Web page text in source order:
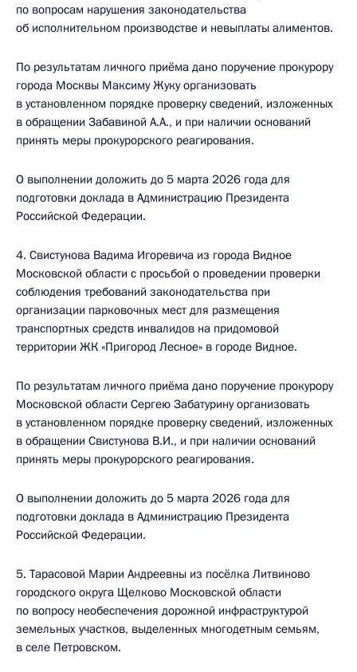
по вопросам нарушения законодательства
об исполнительном производстве и невыплаты алиментов.
По результатам личного приёма дано поручение прокурору
города Москвы Максиму Жуку организовать
в установленном порядке проверку сведений, изложенных
в обращении Забавиной А.А., и при наличии оснований
принять меры прокурорского реагирования.
О выполнении доложить до 5 марта 2026 года для
подготовки доклада в Администрацию Президента
Российской Федерации.
4. Свистунова Вадима Игоревича из города Видное
Московской области с просьбой о проведении проверки
соблюдения требований законодательства при
организации парковочных мест для размещения
транспортных средств инвалидов на придомовой
территории ЖК «Пригород Лесное» в городе Видное.
По результатам личного приёма дано поручение прокурору
Московской области Сергею Забатурину организовать
в установленном порядке проверку сведений, изложенных
в обращении Свистунова В.И., и при наличии оснований
принять меры прокурорского реагирования.
О выполнении доложить до 5 марта 2026 года для
подготовки доклада в Администрацию Президента
Российской Федерации.
5. Тарасовой Марии Андреевны из посёлка Литвиново
городского округа Щелково Московской области
по вопросу необеспечения дорожной инфраструктурой
земельных участков, выделенных многодетным семьям,
в селе Петровском.